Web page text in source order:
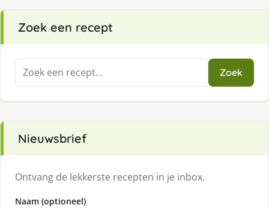
Zoek een recept
Zoeken
naar:
Zoek
Nieuwsbrief
Ontvang de lekkerste recepten in je inbox.
Naam (optioneel)